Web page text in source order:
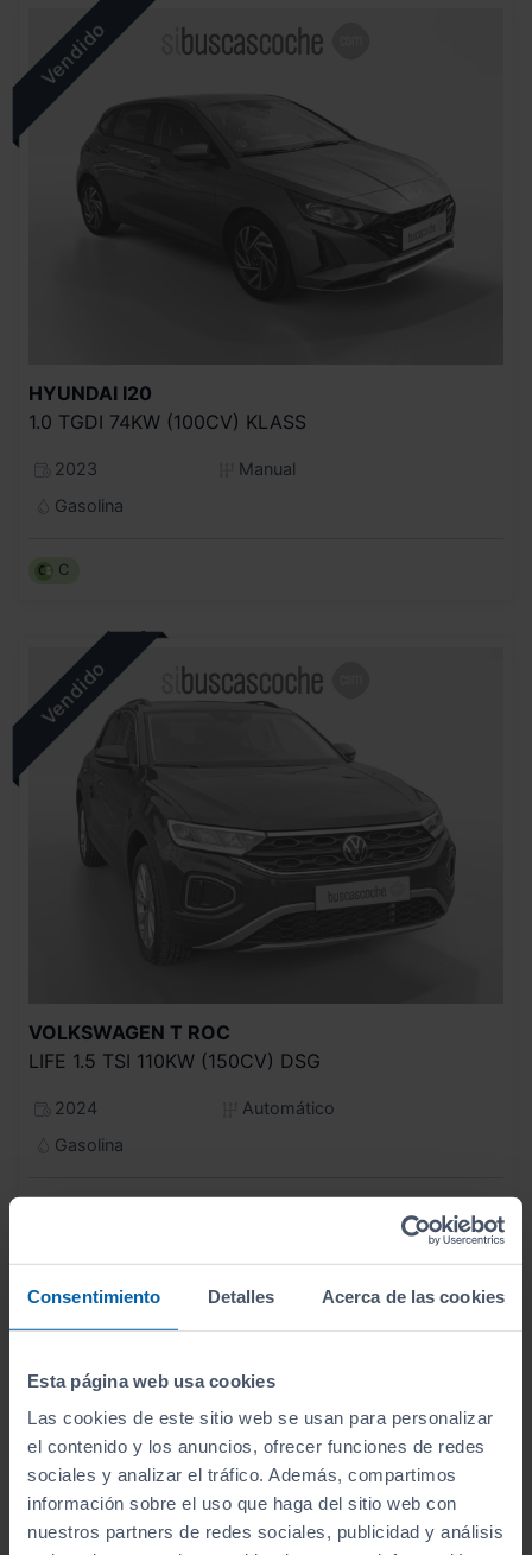
Consentimiento Detalles Acerca de las cookies
Esta página web usa cookies
Las cookies de este sitio web se usan para personalizar
el contenido y los anuncios, ofrecer funciones de redes
sociales y analizar el tráfico. Además, compartimos
información sobre el uso que haga del sitio web con
nuestros partners de redes sociales, publicidad y análisis
HYUNDAI I20
1.0 TGDI 74KW (100CV) KLASS
2023
Manual
Gasolina
C
VOLKSWAGEN T ROC
LIFE 1.5 TSI 110KW (150CV) DSG
2024
Automático
Gasolina